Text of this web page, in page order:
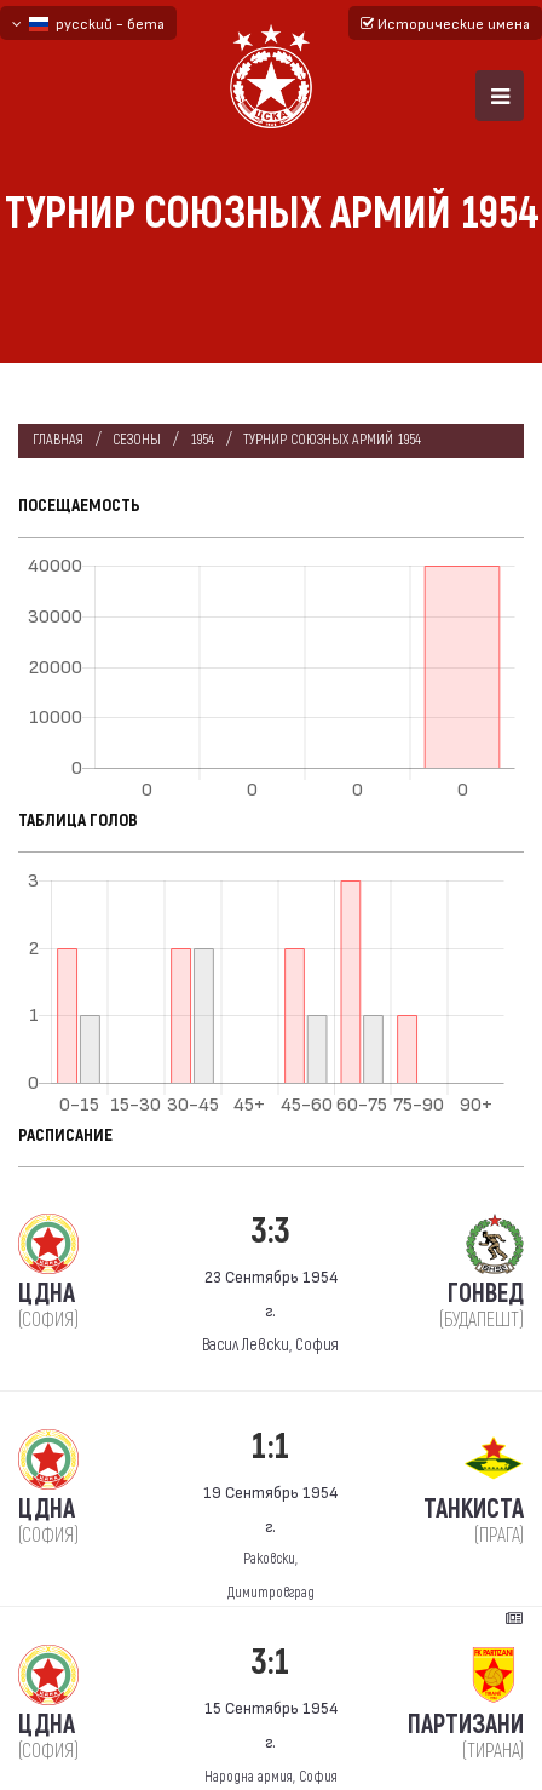
русский - бета
Исторические имена
ТУРНИР СОЮЗНЫХ АРМИЙ 1954
ГЛАВНАЯ СЕЗОНЫ 1954 ТУРНИР СОЮЗНЫХ АРМИЙ 1954
ПОСЕЩАЕМОСТЬ
ТАБЛИЦА ГОЛОВ
РАСПИСАНИЕ
ЦДНА
(СОФИЯ)
3:3
23 Сентябрь 1954
г.
Васил Левски, София
ГОНВЕД
(БУДАПЕШТ)
ЦДНА
(СОФИЯ)
1:1
19 Сентябрь 1954
г.
Раковски,
Димитровград
ТАНКИСТА
(ПРАГА)
ЦДНА
(СОФИЯ)
3:1
15 Сентябрь 1954
г.
Народна армия, София
ПАРТИЗАНИ
(ТИРАНА)